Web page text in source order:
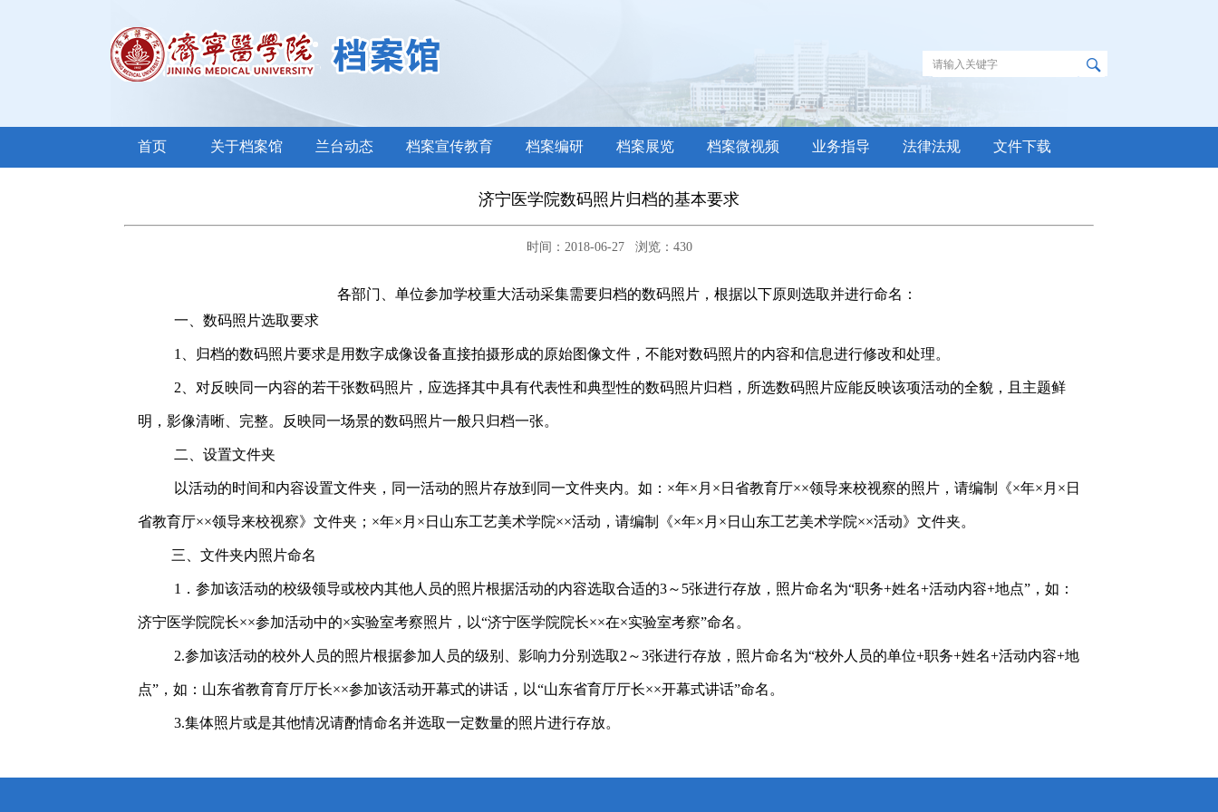
首页 关于档案馆 兰台动态 档案宣传教育 档案编研 档案展览 档案微视频 业务指导 法律法规 文件下载
济宁医学院数码照片归档的基本要求
时间：2018-06-27 浏览： 430
各部门、单位参加学校重大活动采集需要归档的数码照片，根据以下原则选取并进行命名：
一、数码照片选取要求
1、归档的数码照片要求是用数字成像设备直接拍摄形成的原始图像文件，不能对数码照片的内容和信息进行修改和处理。
2、对反映同一内容的若干张数码照片，应选择其中具有代表性和典型性的数码照片归档，所选数码照片应能反映该项活动的全貌，且主题鲜
明，影像清晰、完整。反映同一场景的数码照片一般只归档一张。
二、设置文件夹
以活动的时间和内容设置文件夹，同一活动的照片存放到同一文件夹内。如：×年×月×日省教育厅××领导来校视察的照片，请编制《×年×月×日
省教育厅××领导来校视察》文件夹；×年×月×日山东工艺美术学院××活动，请编制《×年×月×日山东工艺美术学院××活动》文件夹。
三、文件夹内照片命名
1．参加该活动的校级领导或校内其他人员的照片根据活动的内容选取合适的3～5张进行存放，照片命名为“职务+姓名+活动内容+地点”，如：
济宁医学院院长××参加活动中的×实验室考察照片，以“济宁医学院院长××在×实验室考察”命名。
2.参加该活动的校外人员的照片根据参加人员的级别、影响力分别选取2～3张进行存放，照片命名为“校外人员的单位+职务+姓名+活动内容+地
点”，如：山东省教育育厅厅长××参加该活动开幕式的讲话，以“山东省育厅厅长××开幕式讲话”命名。
3.集体照片或是其他情况请酌情命名并选取一定数量的照片进行存放。